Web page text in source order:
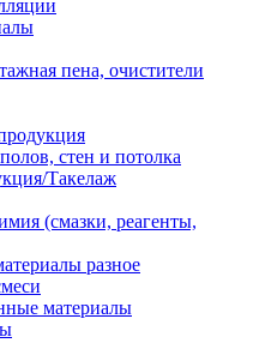
пена, очистители
стен и потолка
Такелаж
(смазки, реагенты,
разное
материалы